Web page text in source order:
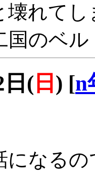
壊れて
国のベ
日( 日 ) [n
になる